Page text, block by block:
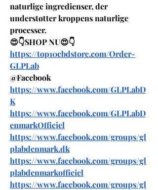
naturlige ingredienser, der
understøtter kroppens naturlige
processer.
😍👇SHOP NU😍👇
https://top10cbdstore.com/Order-
GLPLab
@Facebook
https://www.facebook.com/GLPLabD
K
https://www.facebook.com/GLPLabD
enmarkOfficiel
https://www.facebook.com/groups/gl
plabdenmark.dk
https://www.facebook.com/groups/gl
plabdenmarkofficiel
https://www.facebook.com/groups/gl